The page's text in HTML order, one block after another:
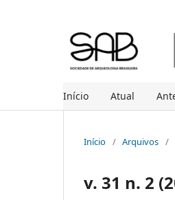
Início Atual
Início / Arquivos /
v. 31 n. 2